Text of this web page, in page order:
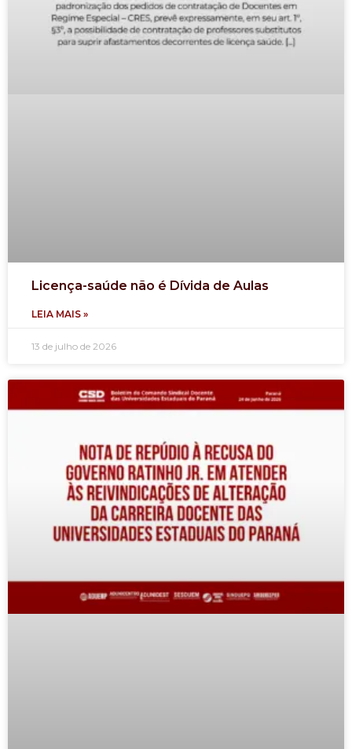
Licença-saúde não é Dívida de Aulas
LEIA MAIS »
13 de julho de 2026